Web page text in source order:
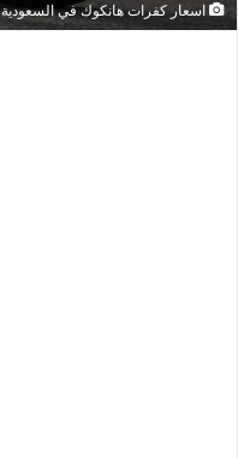
اسعار كفرات هانكوك في السعودية